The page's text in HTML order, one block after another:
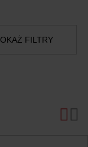
FILTRY